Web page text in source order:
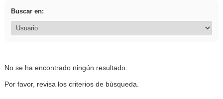
Buscar en:
No se ha encontrado ningún resultado.
Por favor, revisa los criterios de búsqueda.